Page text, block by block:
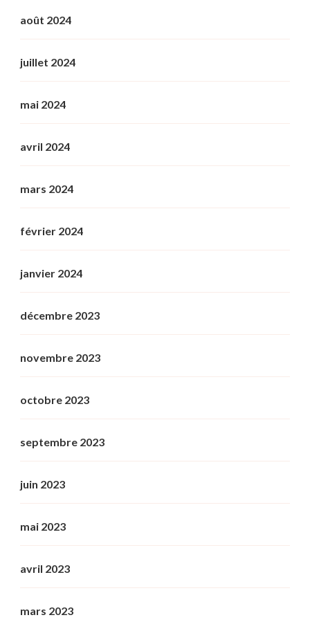
août 2024
juillet 2024
mai 2024
avril 2024
mars 2024
février 2024
janvier 2024
décembre 2023
novembre 2023
octobre 2023
septembre 2023
juin 2023
mai 2023
avril 2023
mars 2023